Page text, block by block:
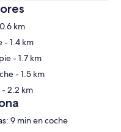
durante todo el año. El país
de las playas más bellas
3000 horas de sol al
enfría una vez que se pone
km
- 1.4 km
- 1.7 km
- 1.5 km
- 2.2 km
9 min en coche